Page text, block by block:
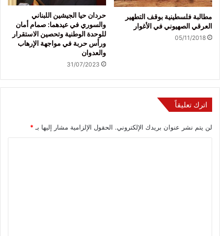
مطالبة فلسطينية بوقف التطهير
العرقي الصهيوني في الأغوار
05/11/2018
حردان حيا الجيشين اللبناني
والسوري في عيدهما: صمام أمان
للوحدة الوطنية وتحصين الاستقرار
ورأس حربة في مواجهة الإرهاب
والعدوان
31/07/2023
اترك تعليقاً
لن يتم نشر عنوان بريدك الإلكتروني. الحقول الإلزامية مشار إليها بـ *